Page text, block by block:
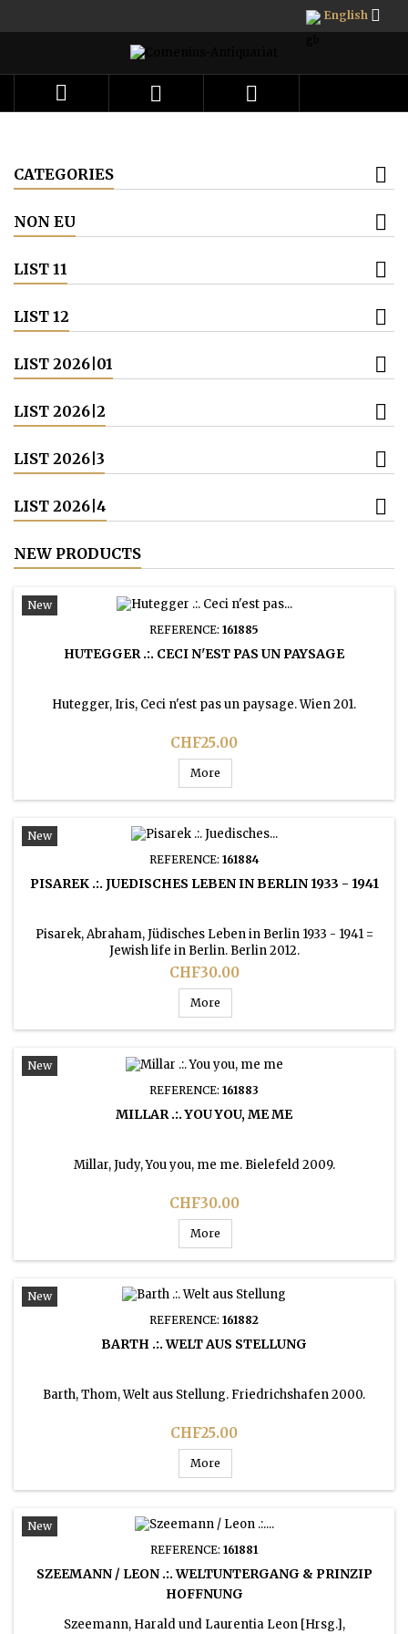
English 
  
CATEGORIES
NON EU
LIST 11
LIST 12
LIST 2026|01
LIST 2026|2
LIST 2026|3
LIST 2026|4
NEW PRODUCTS
New
REFERENCE: 161885
HUTEGGER .:. CECI N'EST PAS UN PAYSAGE
Hutegger, Iris, Ceci n'est pas un paysage. Wien 201.
Price
CHF25.00
More
New
REFERENCE: 161884
PISAREK .:. JUEDISCHES LEBEN IN BERLIN 1933 - 1941
Pisarek, Abraham, Jüdisches Leben in Berlin 1933 - 1941 =
Jewish life in Berlin. Berlin 2012.
Price
CHF30.00
More
New
REFERENCE: 161883
MILLAR .:. YOU YOU, ME ME
Millar, Judy, You you, me me. Bielefeld 2009.
Price
CHF30.00
More
New
REFERENCE: 161882
BARTH .:. WELT AUS STELLUNG
Barth, Thom, Welt aus Stellung. Friedrichshafen 2000.
Price
CHF25.00
More
New
REFERENCE: 161881
SZEEMANN / LEON .:. WELTUNTERGANG & PRINZIP
HOFFNUNG
Szeemann, Harald und Laurentia Leon [Hrsg.],